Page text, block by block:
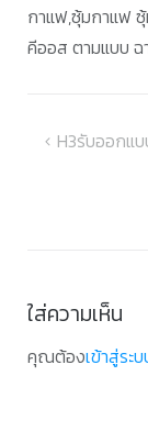
กาแฟ,ซุ้มกาแฟ
คีออส ตามแบบ ฉ
แนะแนว
H3รับออก
ใส่ความเห็น
คุณต้องเข้าสู่ระ